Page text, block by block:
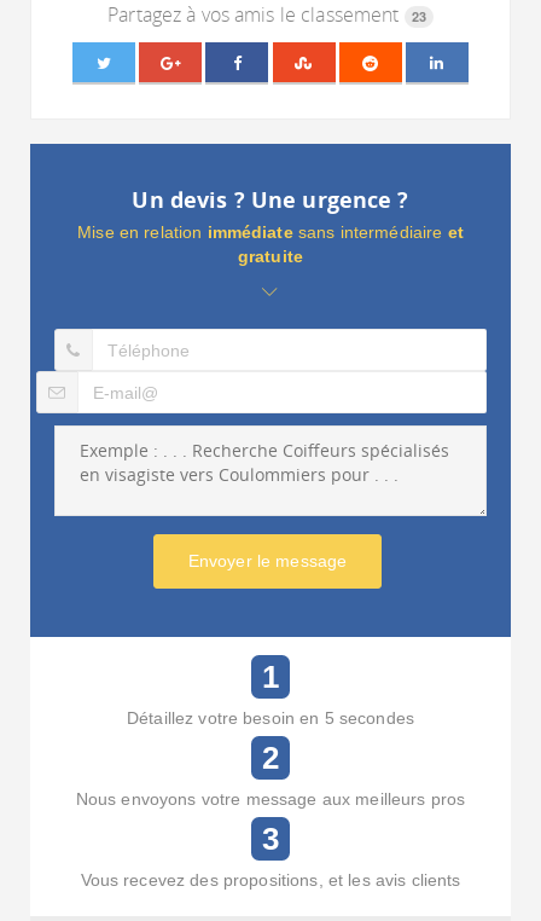
Partagez à vos amis le classement 23
Un devis ? Une urgence ?
Mise en relation immédiatesans intermédiaire et
gratuite
Envoyer le message
1
Détaillez votre besoin en 5 secondes
2
Nous envoyons votre message aux meilleurs pros
3
Vous recevez des propositions, et les avis clients